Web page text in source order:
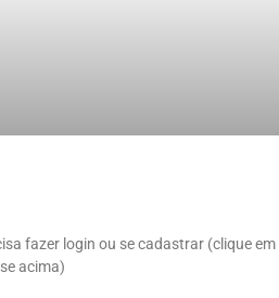
fazer login ou se cadastrar (clique em
acima)